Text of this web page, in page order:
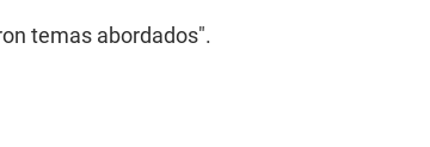
temas abordados".